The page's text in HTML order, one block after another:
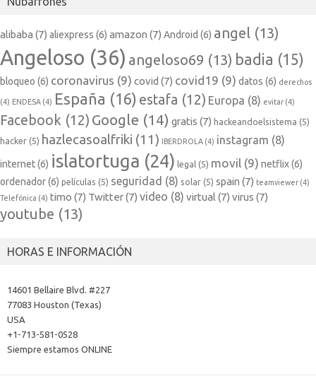
alibaba (7) aliexpress (6) amazon (7) Android (6) angel (13)
Angeloso (36) angeloso69 (13) badia (15)
bloqueo (6) coronavirus (9) covid (7) covid19 (9) datos (6) derechos
(4) ENDESA (4) España (16) estafa (12) Europa (8) evitar (4)
Facebook (12) Google (14) gratis (7) hackeandoelsistema (5)
hacker (5) hazlecasoalfriki (11) IBERDROLA (4) instagram (8)
internet(6) islatortuga (24) legal (5) movil (9) netflix(6)
ordenador(6) películas (5) seguridad (8) solar (5) spain (7) teamviewer (4)
Telefónica (4) timo (7) Twitter(7) video (8) virtual (7) virus (7)
youtube (13)
HORAS E INFORMACIÓN
14601 Bellaire Blvd. #227
77083 Houston (Texas)
USA
+1-713-581-0528
Siempre estamos ONLINE